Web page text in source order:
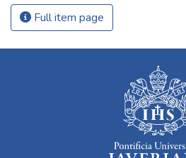
Full item page